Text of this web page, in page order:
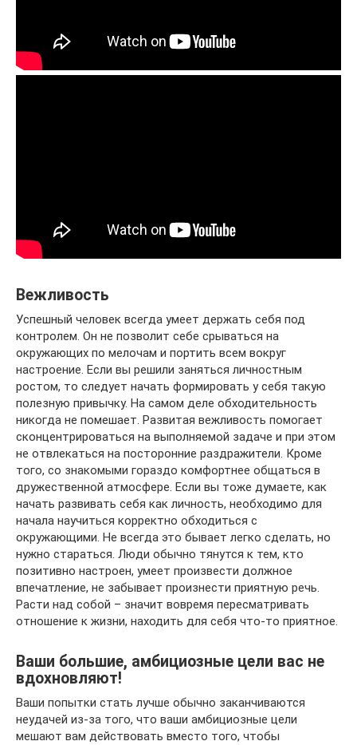
Вежливость
Успешный человек всегда умеет держать себя под
контролем. Он не позволит себе срываться на
окружающих по мелочам и портить всем вокруг
настроение. Если вы решили заняться личностным
ростом, то следует начать формировать у себя такую
полезную привычку. На самом деле обходительность
никогда не помешает. Развитая вежливость помогает
сконцентрироваться на выполняемой задаче и при этом
не отвлекаться на посторонние раздражители. Кроме
того, со знакомыми гораздо комфортнее общаться в
дружественной атмосфере. Если вы тоже думаете, как
начать развивать себя как личность, необходимо для
начала научиться корректно обходиться с
окружающими. Не всегда это бывает легко сделать, но
нужно стараться. Люди обычно тянутся к тем, кто
позитивно настроен, умеет произвести должное
впечатление, не забывает произнести приятную речь.
Расти над собой – значит вовремя пересматривать
отношение к жизни, находить для себя что-то приятное.
Ваши большие, амбициозные цели вас не
вдохновляют!
Ваши попытки стать лучше обычно заканчиваются
неудачей из-за того, что ваши амбициозные цели
мешают вам действовать вместо того, чтобы